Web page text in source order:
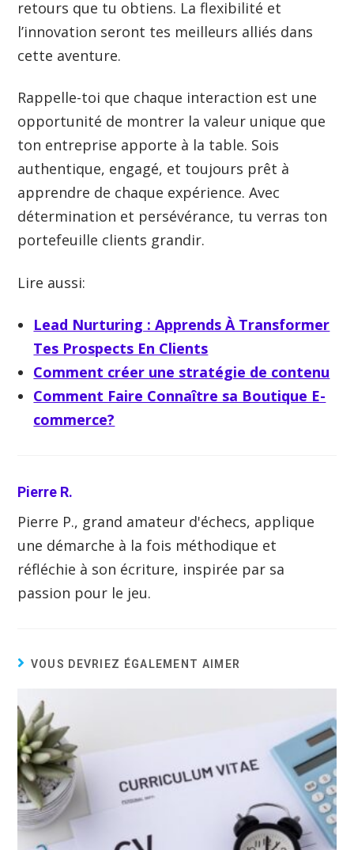
retours que tu obtiens. La flexibilité et
l’innovation seront tes meilleurs alliés dans
cette aventure.
Rappelle-toi que chaque interaction est une
opportunité de montrer la valeur unique que
ton entreprise apporte à la table. Sois
authentique, engagé, et toujours prêt à
apprendre de chaque expérience. Avec
détermination et persévérance, tu verras ton
portefeuille clients grandir.
Lire aussi:
Lead Nurturing : Apprends À Transformer
Tes Prospects En Clients
Comment créer une stratégie de contenu
Comment Faire Connaître sa Boutique E-
commerce?
Pierre R.
Pierre P., grand amateur d'échecs, applique
une démarche à la fois méthodique et
réfléchie à son écriture, inspirée par sa
passion pour le jeu.
VOUS DEVRIEZ ÉGALEMENT AIMER